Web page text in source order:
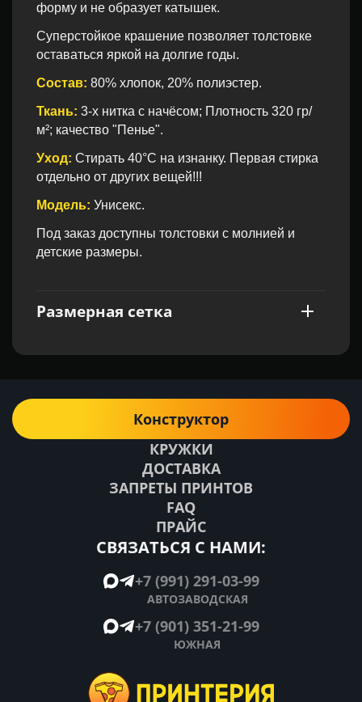
форму и не образует катышек.
Суперстойкое крашение позволяет толстовке
оставаться яркой на долгие годы.
Состав: 80% хлопок, 20% полиэстер.
Ткань: 3-х нитка с начёсом; Плотность 320 гр/
м²; качество "Пенье".
Уход: Стирать 40°С на изнанку. Первая стирка
отдельно от других вещей!!!
Модель: Унисекс.
Под заказ доступны толстовки с молнией и
детские размеры.
Размерная сетка
СВЯЗАТЬСЯ С НАМИ:
+7 (991) 291-03-99
АВТОЗАВОДСКАЯ
+7 (901) 351-21-99
ЮЖНАЯ
КРУЖКИ
ДОСТАВКА
ЗАПРЕТЫ ПРИНТОВ
FAQ
ПРАЙС
Конструктор